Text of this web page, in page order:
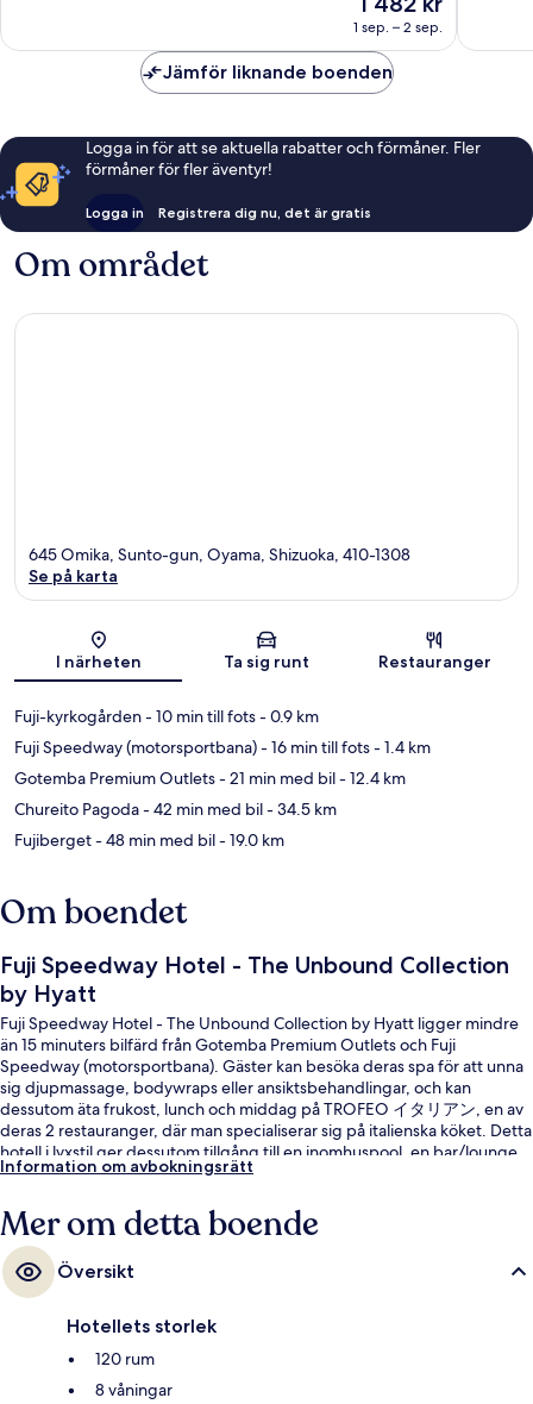
är
1 482 kr
1 sep. – 2 sep.
Jämför liknande boenden
Logga in för att se aktuella rabatter och förmåner. Fler
förmåner för fler äventyr!
Logga in Registrera dig nu, det är gratis
Om området
Karta
645 Omika, Sunto-gun, Oyama, Shizuoka, 410-1308
Se på karta
I närheten Ta sig runt Restauranger
Fuji-kyrkogården- 10 min till fots- 0.9 km
Fuji Speedway (motorsportbana)- 16 min till fots- 1.4 km
Gotemba Premium Outlets- 21 min med bil- 12.4 km
Chureito Pagoda- 42 min med bil- 34.5 km
Fujiberget- 48 min med bil- 19.0 km
Om boendet
Fuji Speedway Hotel - The Unbound Collection
by Hyatt
Fuji Speedway Hotel - The Unbound Collection by Hyatt ligger mindre
än 15 minuters bilfärd från Gotemba Premium Outlets och Fuji
Speedway (motorsportbana). Gäster kan besöka deras spa för att unna
sig djupmassage, bodywraps eller ansiktsbehandlingar, och kan
dessutom äta frukost, lunch och middag på TROFEO イタリアン, en av
deras 2 restauranger, där man specialiserar sig på italienska köket. Detta
hotell i lyxstil ger dessutom tillgång till en inomhuspool, en bar/lounge
och ett dygnet runt-öppet fitnesscenter. Andra resenärer uppskattar
Information om avbokningsrätt
Mer om detta boende
Översikt
Hotellets storlek
120 rum
8 våningar